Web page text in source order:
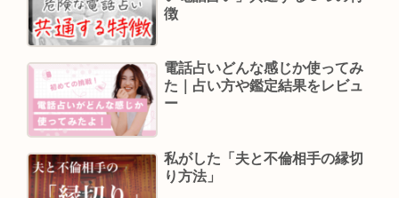
徴
電話占いどんな感じか使ってみ
た｜占い方や鑑定結果をレビュ
ー
私がした「夫と不倫相手の縁切
り方法」